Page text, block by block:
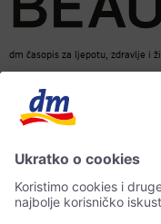
dm časopis za ljepotu, zdravlje i